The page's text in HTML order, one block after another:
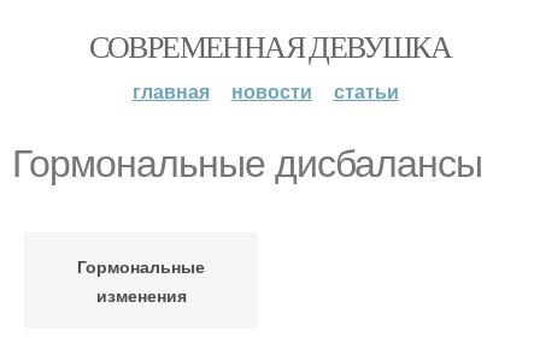
СОВРЕМЕННАЯ ДЕВУШКА
главная новости статьи
Гормональные дисбалансы
Гормональные
изменения